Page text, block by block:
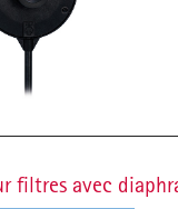
filtres avec